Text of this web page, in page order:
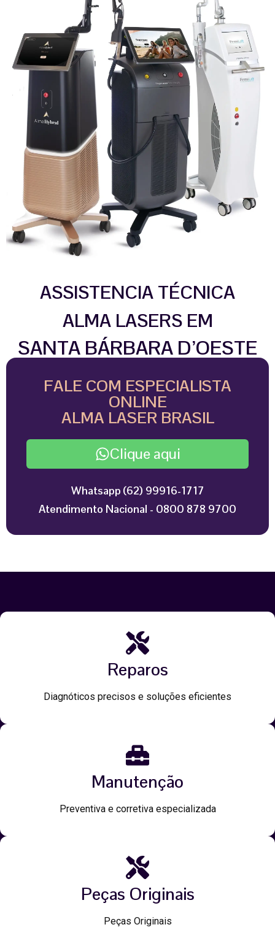
ASSISTENCIA TÉCNICA
ALMA LASERS EM
SANTA BÁRBARA D’OESTE
FALE COM ESPECIALISTA
ONLINE
ALMA LASER BRASIL
Clique aqui
Whatsapp (62) 99916-1717
Atendimento Nacional - 0800 878 9700
Reparos
Diagnóticos precisos e soluções eficientes
Manutenção
Preventiva e corretiva especializada
Peças Originais
Peças Originais